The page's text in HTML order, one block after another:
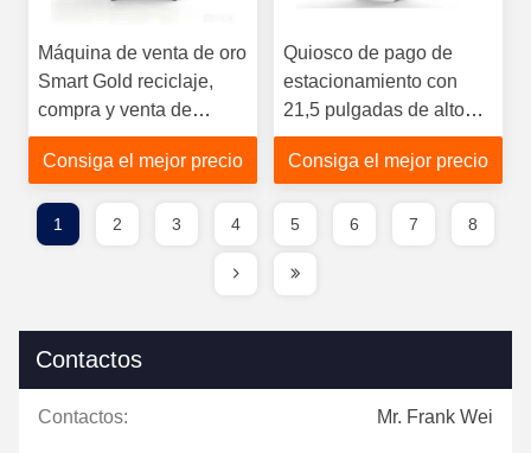
Máquina de venta de oro
Smart Gold reciclaje,
compra y venta de
quioscos
Consiga el mejor precio
Quiosco de pago de
estacionamiento con
21,5 pulgadas de alto
brillo pago en efectivo
impermeable Ip65
Consiga el mejor precio
1 2 3 4 5 6 7 8
Contactos
Contactos: Mr. Frank Wei